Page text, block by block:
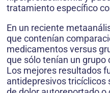
tratamiento específico
En un reciente
que contenían
medicamentos versus
que sólo tenían un grupo
Los mejores resultados
antidepresivos tricíclicos